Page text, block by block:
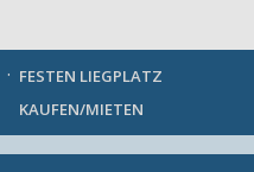
FESTEN LIEGPLATZ
KAUFEN/MIETEN